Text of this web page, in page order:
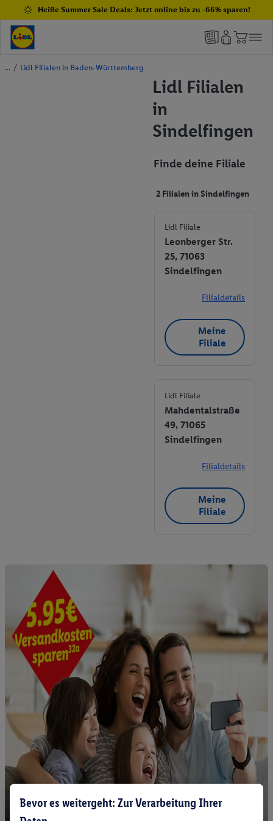
Heiße Summer Sale Deals: Jetzt online bis zu -66% sparen!
/ Lidl Filialen in Baden-Württemberg
Lidl Filialen
in
Sindelfingen
Finde deine Filiale
2 Filialen in Sindelfingen
Lidl Filiale
Leonberger Str.
25, 71063
Sindelfingen
Filialdetails
Meine
Filiale
Lidl Filiale
Mahdentalstraße
49, 71065
Sindelfingen
Filialdetails
Meine
Filiale
Bevor es weitergeht: Zur Verarbeitung Ihrer